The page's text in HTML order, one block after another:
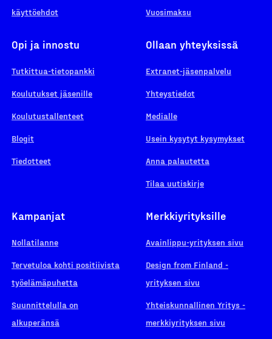
käyttöehdot
Vuosimaksu
Opi ja innostu
Tutkittua-tietopankki
Koulutukset jäsenille
Koulutustallenteet
Blogit
Tiedotteet
Ollaan yhteyksissä
Extranet-jäsenpalvelu
Yhteystiedot
Medialle
Usein kysytyt kysymykset
Anna palautetta
Tilaa uutiskirje
Kampanjat
Nollatilanne
Tervetuloa kohti positiivista
työelämäpuhetta
Suunnittelulla on
alkuperänsä
Merkkiyrityksille
Avainlippu-yrityksen sivu
Design from Finland -
yrityksen sivu
Yhteiskunnallinen Yritys -
merkkiyrityksen sivu